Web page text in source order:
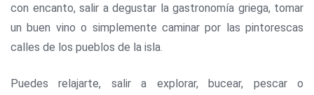
con encanto, salir a degustar la gastronomía griega, tomar
un buen vino o simplemente caminar por las pintorescas
calles de los pueblos de la isla.
Puedes relajarte, salir a explorar, bucear, pescar o